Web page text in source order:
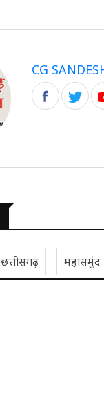
CG
छत्तीसगढ़ महासमुंद